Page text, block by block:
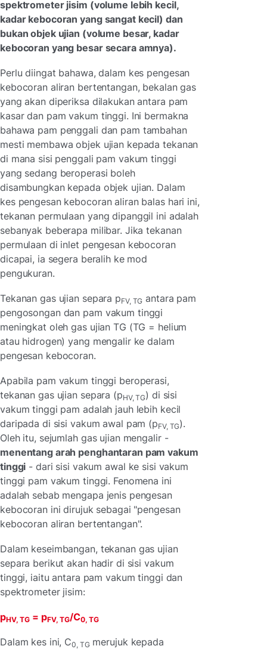
spektrometer jisim (volume lebih kecil,
kadar kebocoran yang sangat kecil) dan
bukan objek ujian (volume besar, kadar
kebocoran yang besar secara amnya).
Perlu diingat bahawa, dalam kes pengesan
kebocoran aliran bertentangan, bekalan gas
yang akan diperiksa dilakukan antara pam
kasar dan pam vakum tinggi. Ini bermakna
bahawa pam penggali dan pam tambahan
mesti membawa objek ujian kepada tekanan
di mana sisi penggali pam vakum tinggi
yang sedang beroperasi boleh
disambungkan kepada objek ujian. Dalam
kes pengesan kebocoran aliran balas hari ini,
tekanan permulaan yang dipanggil ini adalah
sebanyak beberapa milibar. Jika tekanan
permulaan di inlet pengesan kebocoran
dicapai, ia segera beralih ke mod
pengukuran.
Tekanan gas ujian separa pFV, TG antara pam
pengosongan dan pam vakum tinggi
meningkat oleh gas ujian TG (TG = helium
atau hidrogen) yang mengalir ke dalam
pengesan kebocoran.
Apabila pam vakum tinggi beroperasi,
tekanan gas ujian separa (pHV, TG) di sisi
vakum tinggi pam adalah jauh lebih kecil
daripada di sisi vakum awal pam (pFV, TG).
Oleh itu, sejumlah gas ujian mengalir -
menentang arah penghantaran pam vakum
tinggi - dari sisi vakum awal ke sisi vakum
tinggi pam vakum tinggi. Fenomena ini
adalah sebab mengapa jenis pengesan
kebocoran ini dirujuk sebagai "pengesan
kebocoran aliran bertentangan".
Dalam keseimbangan, tekanan gas ujian
separa berikut akan hadir di sisi vakum
tinggi, iaitu antara pam vakum tinggi dan
spektrometer jisim:
pHV, TG = pFV, TG/C0, TG
Dalam kes ini, C0, TGmerujuk kepada